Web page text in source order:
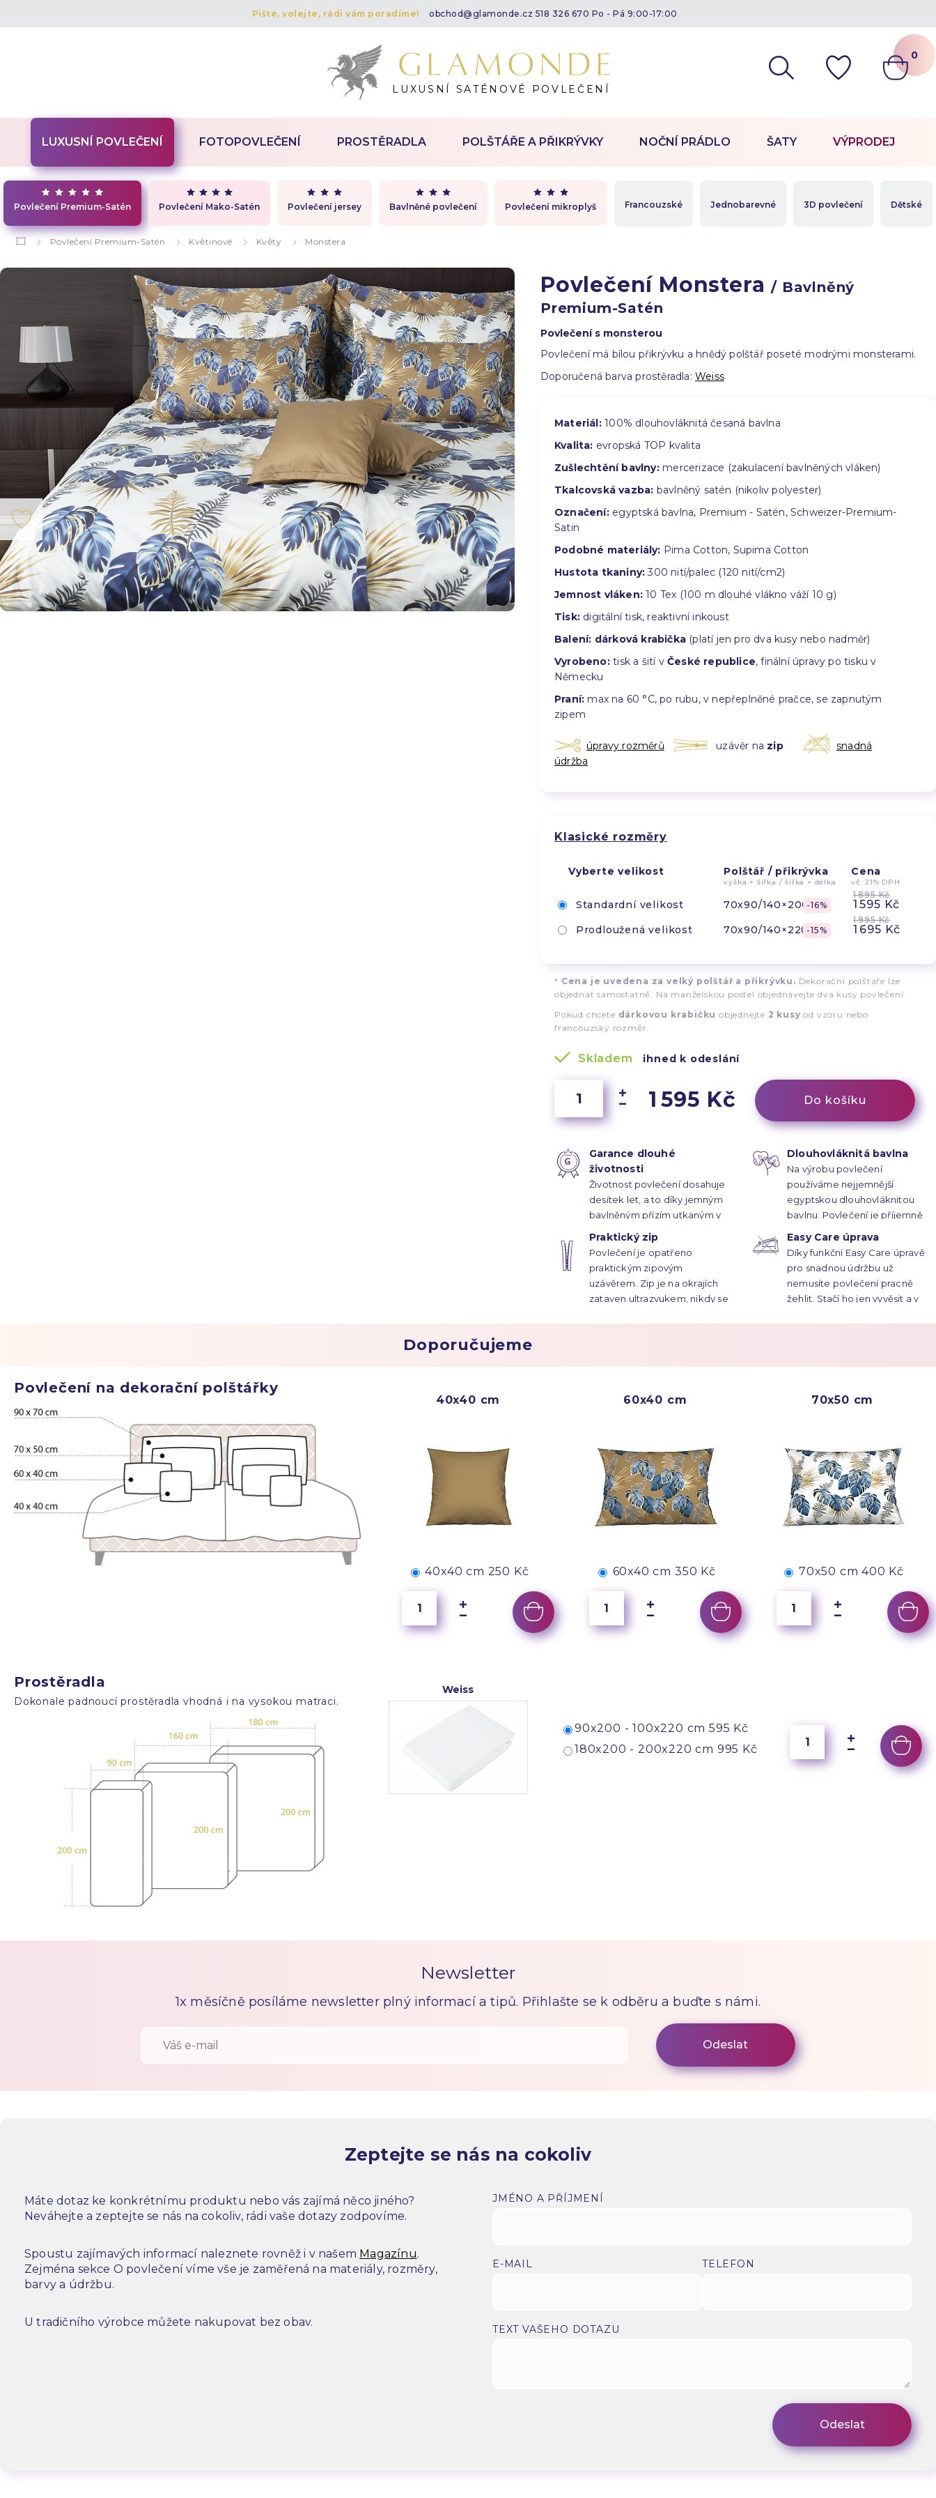
Pište, volejte, rádi vám poradíme! obchod@glamonde.cz 518 326 670 Po - Pá 9:00-17:00
LUXUSNÍ SATÉNOVÉ POVLEČENÍ
0
LUXUSNÍ POVLEČENÍ
Povlečení Premium-Satén Povlečení Mako-Satén Povlečení jersey Bavlněné povlečení Povlečení mikroplyš Francouzské Jednobarevné 3D povlečení Dětské
FOTOPOVLEČENÍ PROSTĚRADLA POLŠTÁŘE A PŘIKRÝVKY NOČNÍ PRÁDLO ŠATY VÝPRODEJ
Povlečení Premium-Satén Květinové Květy Monstera
Povlečení Monstera/ Bavlněný
Premium-Satén
Povlečení s monsterou
Povlečení má bílou přikrývku a hnědý polštář poseté modrými monsterami.
Doporučená barva prostěradla:Weiss
Materiál:100% dlouhovláknitá česaná bavlna
Kvalita: evropská TOP kvalita
Zušlechtění bavlny:mercerizace (zakulacení bavlněných vláken)
Tkalcovská vazba: bavlněný satén (nikoliv polyester)
Označení:egyptská bavlna, Premium - Satén, Schweizer-Premium-
Satin
Podobné materiály: Pima Cotton, Supima Cotton
Hustota tkaniny:300 nití/palec (120 nití/cm2)
Jemnost vláken: 10 Tex (100 m dlouhé vlákno váží 10 g)
Tisk: digitální tisk, reaktivní inkoust
Balení: dárková krabička(platí jen pro dva kusy nebo nadměr)
Vyrobeno:tisk a šití v České republice, finální úpravy po tisku v
Německu
Praní: max na 60 °C, po rubu, v nepřeplněné pračce, se zapnutým
zipem
úpravy rozměrů uzávěr na zip
snadná
údržba
Klasické rozměry
Vyberte velikost Polštář / přikrývka
výška × šířka / šířka × délka
Cena
vč. 21% DPH
Standardní velikost 70x90/140×200 cm
16
1 895 Kč
1 595 Kč
Prodloužená velikost 70x90/140×220 cm
15
1 995 Kč
1 695 Kč
* Cena je uvedena za velký polštář a přikrývku. Dekorační polštáře lze
objednat samostatně. Na manželskou postel objednávejte dva kusy povlečení.
Pokud chcete dárkovou krabičku objednejte 2 kusy od vzoru nebo
francouzský rozměr.
Skladem ihned k odeslání
1 595 Kč Do košíku
Garance dlouhé
životnosti
Životnost povlečení dosahuje
desítek let, a to díky jemným
bavlněným přízím utkaným v
saténové vazbě s hustotou
300 nití/palec čtvereční.
Dlouhovláknitá bavlna
Na výrobu povlečení
používáme nejjemnější
egyptskou dlouhovláknitou
bavlnu. Povlečení je příjemně
Praktický zip
Povlečení je opatřeno
praktickým zipovým
uzávěrem. Zip je na okrajích
zataven ultrazvukem, nikdy se
Easy Care úprava
Díky funkční Easy Care úpravě
pro snadnou údržbu už
nemusíte povlečení pracně
žehlit. Stačí ho jen vyvěsit a v
Doporučujeme
Povlečení na dekorační polštářky
40x40 cm
40x40 cm 250 Kč
60x40 cm
60x40 cm 350 Kč
70x50 cm
70x50 cm 400 Kč
Prostěradla
Dokonale padnoucí prostěradla vhodná i na vysokou matraci.
Weiss
90x200 - 100x220 cm 595 Kč
180x200 - 200x220 cm 995 Kč
Newsletter
1x měsíčně posíláme newsletter plný informací a tipů. Přihlašte se k odběru a buďte s námi.
Zeptejte se nás na cokoliv
Máte dotaz ke konkrétnímu produktu nebo vás zajímá něco jiného?
Neváhejte a zeptejte se nás na cokoliv, rádi vaše dotazy zodpovíme.
Spoustu zajímavých informací naleznete rovněž i v našem Magazínu.
Zejména sekce O povlečení víme vše je zaměřená na materiály, rozměry,
barvy a údržbu.
U tradičního výrobce můžete nakupovat bez obav.
JMÉNO A PŘÍJMENÍ
E-MAIL TELEFON
TEXT VAŠEHO DOTAZU